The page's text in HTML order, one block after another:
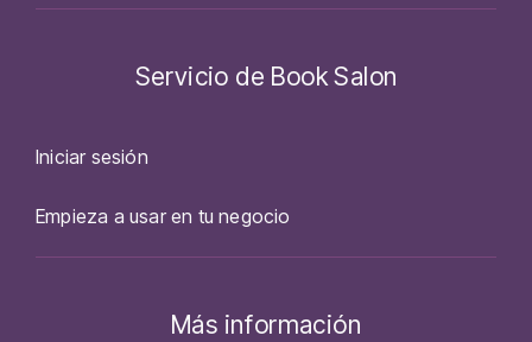
Servicio de Book Salon
Iniciar sesión
Empieza a usar en tu negocio
Más información